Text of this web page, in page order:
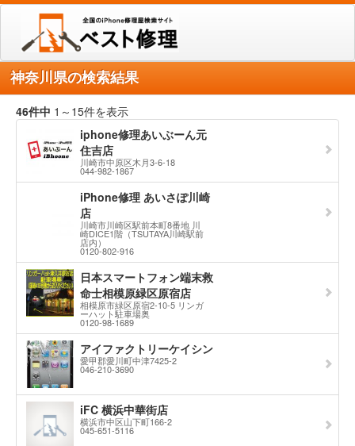
神奈川県の検索結果
46件中 1～15件を表示
iphone修理あいぶーん元
住吉店
川崎市中原区木月3-6-18
044-982-1867
iPhone修理 あいさぽ川崎
店
川崎市川崎区駅前本町8番地 川
崎DICE1階（TSUTAYA川崎駅前
店内）
0120-802-916
日本スマートフォン端末救
命士相模原緑区原宿店
相模原市緑区原宿2-10-5 リンガ
ーハット駐車場奥
0120-98-1689
アイファクトリーケイシン
愛甲郡愛川町中津7425-2
046-210-3690
iFC 横浜中華街店
横浜市中区山下町166-2
045-651-5116